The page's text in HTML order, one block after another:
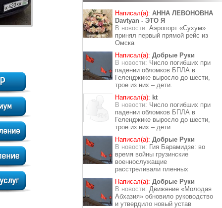
Написал(а): АННА ЛЕВОНОВНА
Davtyan - ЭТО Я
В новости: Аэропорт «Сухум»
принял первый прямой рейс из
Омска
Написал(а): Добрые Руки
В новости: Число погибших при
падении обломков БПЛА в
Геленджике выросло до шести,
трое из них – дети.
Написал(а): kt
В новости: Число погибших при
падении обломков БПЛА в
Геленджике выросло до шести,
трое из них – дети.
Написал(а): Добрые Руки
В новости: Гия Барамидзе: во
время войны грузинские
военнослужащие
расстреливали пленных
Написал(а): Добрые Руки
В новости: Движение «Молодая
Абхазия» обновило руководство
и утвердило новый устав